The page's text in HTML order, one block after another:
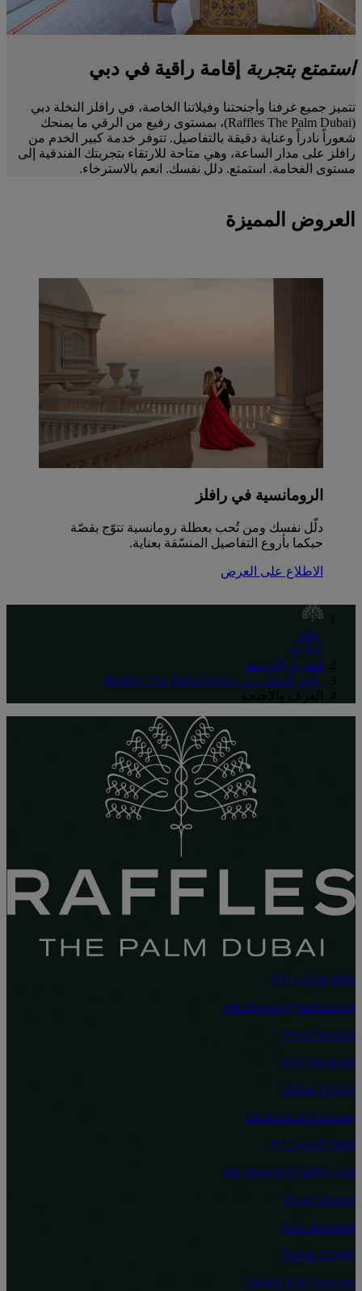
استمتع بتجربة إقامة راقية في دبي
تتميز جميع غرفنا وأجنحتنا وفيلاتنا الخاصة، في رافلز النخلة دبي
(Raffles The Palm Dubai)، بمستوى رفيع من الرقي ما يمنحك
شعوراً نادراً وعناية دقيقة بالتفاصيل. تتوفر خدمة كبير الخدم من
رافلز على مدار الساعة، وهي متاحة للارتقاء بتجربتك الفندقية إلى
مستوى الفخامة. استمتع. دلل نفسك. انعم بالاسترخاء.
العروض المميزة
الرومانسية في رافلز
دلّل نفسك ومن تُحب بعطلة رومانسية تتوّج بقصّة
حبكما بأروع التفاصيل المنسّقة بعناية.
الاطلاع على العرض
رافلز
Arabic
الشرق الأوسط
رافلز النخلة دبي (Raffles The Palm Dubai)
8888 4248 (971)
info.thepalm@raffles.com
West Crescent
Palm Jumeirah
212484 Dubai
United Arab Emirates
8888 4248 (971)
info.thepalm@raffles.com
West Crescent
Palm Jumeirah
212484 Dubai
United Arab Emirates